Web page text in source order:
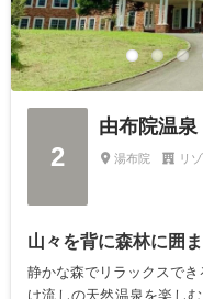
2
由布院温
湯布院 リ
山々を背に森林に囲
静かな森でリラックスで
け流しの天然温泉を楽し